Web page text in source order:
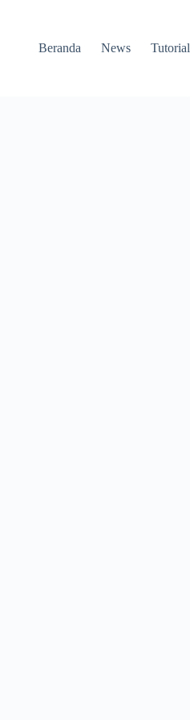
Beranda
News Tutorial